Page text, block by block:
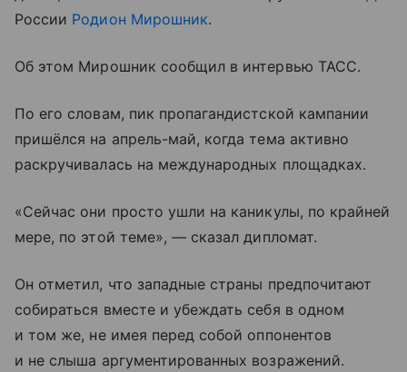
России Родион Мирошник.
Об этом Мирошник сообщил в интервью ТАСС.
По его словам, пик пропагандистской кампании
пришёлся на апрель-май, когда тема активно
раскручивалась на международных площадках.
«Сейчас они просто ушли на каникулы, по крайней
мере, по этой теме», — сказал дипломат.
Он отметил, что западные страны предпочитают
собираться вместе и убеждать себя в одном
и том же, не имея перед собой оппонентов
и не слыша аргументированных возражений.